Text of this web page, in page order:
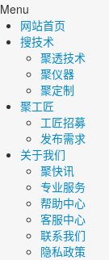
Menu
网站首页
搜技术
聚透技术
聚仪器
聚定制
聚工匠
工匠招募
发布需求
关于我们
聚快讯
专业服务
帮助中心
客服中心
联系我们
隐私政策